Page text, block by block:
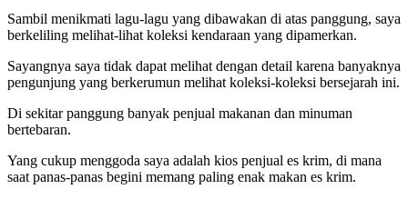
Sambil menikmati lagu-lagu yang dibawakan di atas panggung, saya
berkeliling melihat-lihat koleksi kendaraan yang dipamerkan.
Sayangnya saya tidak dapat melihat dengan detail karena banyaknya
pengunjung yang berkerumun melihat koleksi-koleksi bersejarah ini.
Di sekitar panggung banyak penjual makanan dan minuman
bertebaran.
Yang cukup menggoda saya adalah kios penjual es krim, di mana
saat panas-panas begini memang paling enak makan es krim.